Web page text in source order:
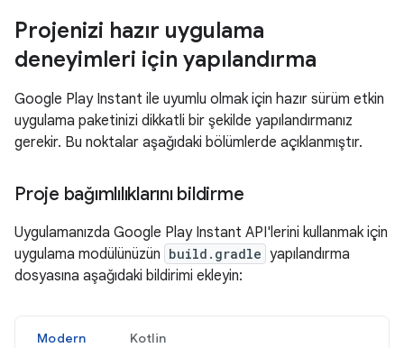
Projenizi hazır uygulama
deneyimleri için yapılandırma
Google Play Instant ile uyumlu olmak için hazır sürüm etkin
uygulama paketinizi dikkatli bir şekilde yapılandırmanız
gerekir. Bu noktalar aşağıdaki bölümlerde açıklanmıştır.
Proje bağımlılıklarını bildirme
Uygulamanızda Google Play Instant API'lerini kullanmak için
uygulama modülünüzün build.gradle yapılandırma
dosyasına aşağıdaki bildirimi ekleyin:
Modern Kotlin